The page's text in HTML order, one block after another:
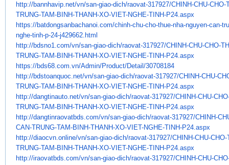
http://bannhavip.net/vn/san-giao-dich/raovat-317927/CHINH-CHU-CHO-
TRUNG-TAM-BINH-THANH-XO-VIET-NGHE-TINH-P24.aspx
https://batdongsanbachanoi. com/chinh-chu-cho-thue-nha-nguyen-can-
nghe-tinh-p-24-j429662.html
http://bdsno1.com/vn/san-giao-dich/raovat-317927/CHINH-CHU-CHO-
TRUNG-TAM-BINH-THANH-XO-VIET-NGHE-TINH-P24.aspx
https://bds68.com.vn/Admin/Product/Detail/30708184
http://bdstoanquoc.net/vn/san-giao-dich/raovat-317927/CHINH-CHU-
TRUNG-TAM-BINH-THANH-XO-VIET-NGHE-TINH-P24.aspx
http://dangtinauto.net/vn/san-giao-dich/raovat-317927/CHINH-CHU-
TRUNG-TAM-BINH-THANH-XO-VIET-NGHE-TINH-P24.aspx
http://dangtinraovatbds.com/vn/san-giao-dich/raovat-317927/CHINH-
CAN-TRUNG-TAM-BINH-THANH-XO-VIET-NGHE-TINH-P24. aspx
http://diaocvn.online/vn/san-giao-dich/raovat-317927/CHINH-CHU-
TRUNG-TAM-BINH-THANH-XO-VIET-NGHE-TINH-P24.aspx
http://iraovatbds.com/vn/san-giao-dich/raovat-317927/CHINH-CHU-